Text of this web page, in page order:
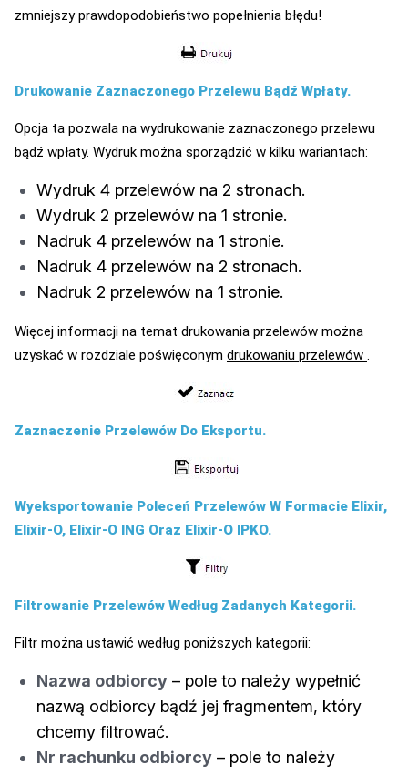
zmniejszy prawdopodobieństwo popełnienia błędu!
Drukowanie Zaznaczonego Przelewu Bądź Wpłaty.
Opcja ta pozwala na wydrukowanie zaznaczonego przelewu
bądź wpłaty. Wydruk można sporządzić w kilku wariantach:
Wydruk 4 przelewów na 2 stronach.
Wydruk 2 przelewów na 1 stronie.
Nadruk 4 przelewów na 1 stronie.
Nadruk 4 przelewów na 2 stronach.
Nadruk 2 przelewów na 1 stronie.
Więcej informacji na temat drukowania przelewów można
uzyskać w rozdziale poświęconym drukowaniu przelewów .
Zaznaczenie Przelewów Do Eksportu.
Wyeksportowanie Poleceń Przelewów W Formacie Elixir,
Elixir-O, Elixir-O ING Oraz Elixir-O IPKO.
Filtrowanie Przelewów Według Zadanych Kategorii.
Filtr można ustawić według poniższych kategorii:
Nazwa odbiorcy – pole to należy wypełnić
nazwą odbiorcy bądź jej fragmentem, który
chcemy filtrować.
Nr rachunku odbiorcy – pole to należy